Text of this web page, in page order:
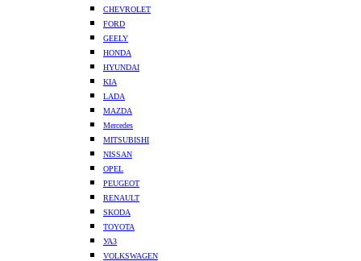
CHEVROLET
FORD
GEELY
HONDA
HYUNDAI
KIA
LADA
MAZDA
Mercedes
MITSUBISHI
NISSAN
OPEL
PEUGEOT
RENAULT
SKODA
TOYOTA
УАЗ
VOLKSWAGEN